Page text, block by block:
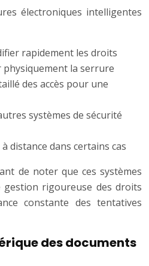
électroniques intelligentes
rapidement les droits
physiquement la serrure
des accès pour une
systèmes de sécurité
à distance dans certains cas
de noter que ces systèmes
gestion rigoureuse des droits
constante des tentatives
des documents